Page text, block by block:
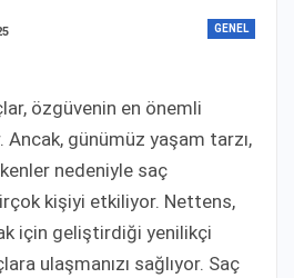
GENEL
özgüvenin en önemli
Ancak, günümüz yaşam tarzı,
nedeniyle saç
kişiyi etkiliyor. Nettens,
için geliştirdiği yenilikçi
ulaşmanızı sağlıyor. Saç